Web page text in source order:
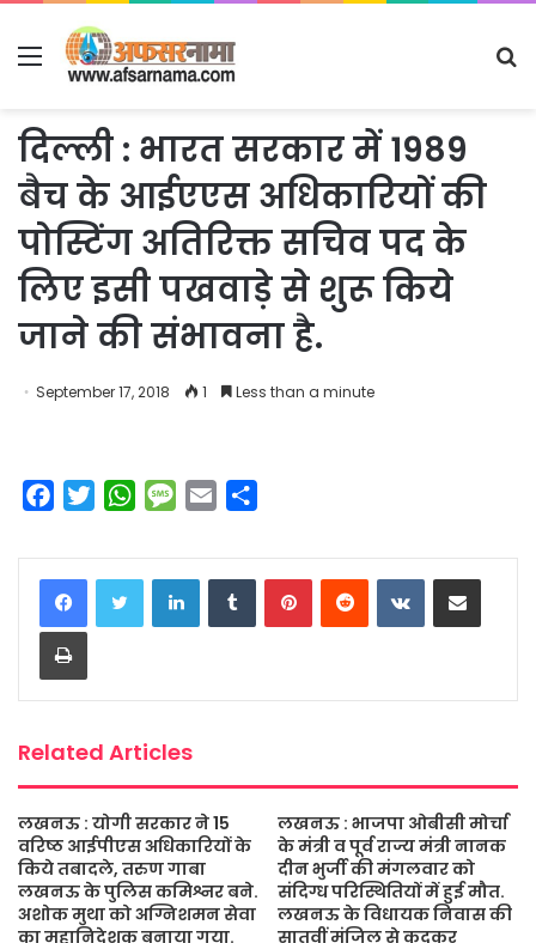
Menu
दिल्ली : भारत सरकार में 1989
बैच के आईएएस अधिकारियों की
पोस्टिंग अतिरिक्त सचिव पद के
लिए इसी पखवाड़े से शुरू किये
जाने की संभावना है.
September 17, 2018 1 Less than a minute
c
e
b
o
o
i
t
t
W
a
t
s
M
s
s
a
a
i
a
r
e
LinkedInTumblrPinterestReddit VKontakteShare via Email
Print
Related Articles
लखनऊ : योगी सरकार ने 15
वरिष्ठ आईपीएस अधिकारियों के
किये तबादले, तरुण गाबा
लखनऊ के पुलिस कमिश्नर बने.
अशोक मुथा को अग्निशमन सेवा
का महानिदेशक बनाया गया.
लखनऊ : भाजपा ओबीसी मोर्चा
के मंत्री व पूर्व राज्य मंत्री नानक
दीन भुर्जी की मंगलवार को
संदिग्ध परिस्थितियों में हुई मौत.
लखनऊ के विधायक निवास की
सातवीं मंजिल से कूदकर